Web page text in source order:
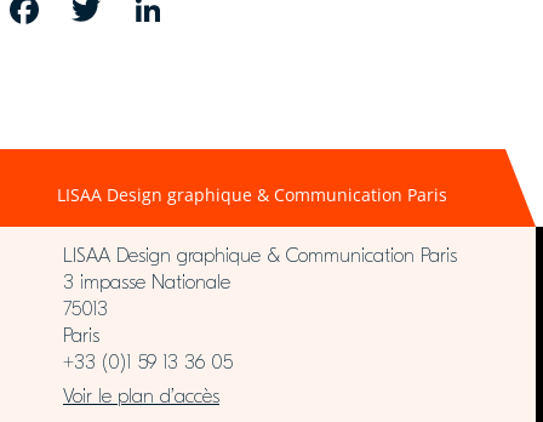
FACEBOOK TWITTER
LISAA Design graphique & Communication Paris
LISAA Design graphique & Communication Paris
3 impasse Nationale
75013
Paris
+33 (0)1 59 13 36 05
Voir le plan d’accès